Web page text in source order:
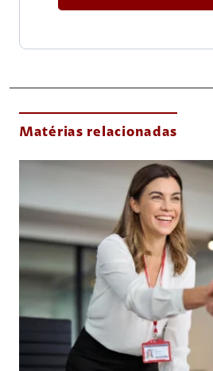
Matérias relacionadas